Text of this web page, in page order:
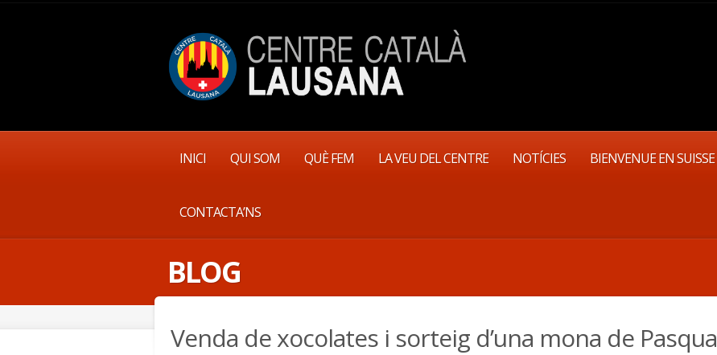
INICI QUI SOM QUÈ FEM LA VEU DEL CENTRE NOTÍCIES BIENVENUE EN SUISSE
CONTACTA’NS
BLOG
Venda de xocolates i sorteig d’una mona de Pasqua